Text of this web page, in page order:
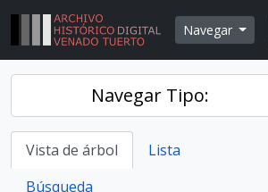
Skip to main content
Navegar
Navegar Tipo:
Vista de árbol
Lista
Búsqueda